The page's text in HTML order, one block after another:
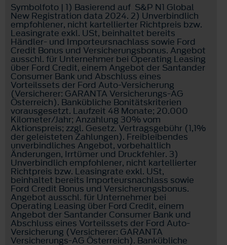
Symbolfoto | 1) Basierend auf S&P N1 Global
New Registration data 2024. 2) Unverbindlich
empfohlener, nicht kartellierter Richtpreis bzw.
Leasingrate exkl. USt, beinhaltet bereits
Händler- und Importeursnachlass sowie Ford
Credit Bonus und Versicherungsbonus. Angebot
ausschl. für Unternehmer bei Operating Leasing
über Ford Credit, einem Angebot der Santander
Consumer Bank und Abschluss eines
Vorteilssets der Ford Auto-Versicherung
(Versicherer: GARANTA Versicherungs-AG
Österreich). Bankübliche Bonitätskriterien
vorausgesetzt. Laufzeit 48 Monate; 20.000
Kilometer/Jahr; Anzahlung 30% vom
Aktionspreis; zzgl. Gesetz. Vertragsgebühr (1,1%
der geleisteten Zahlungen). Freibleibendes
unverbindliches Angebot, vorbehaltlich
Änderungen, Irrtümer und Druckfehler. 3)
Unverbindlich empfohlener, nicht kartellierter
Richtpreis bzw. Leasingrate exkl. USt,
beinhaltet bereits Importeursnachlass sowie
Ford Credit Bonus und Versicherungsbonus.
Angebot ausschl. für Unternehmer bei
Operating Leasing über Ford Credit, einem
Angebot der Santander Consumer Bank und
Abschluss eines Vorteilssets der Ford Auto-
Versicherung (Versicherer: GARANTA
Versicherungs-AG Österreich). Bankübliche